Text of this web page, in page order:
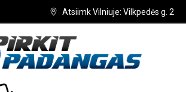
Atsiimk Vilniuje: Vilkpedės g. 2